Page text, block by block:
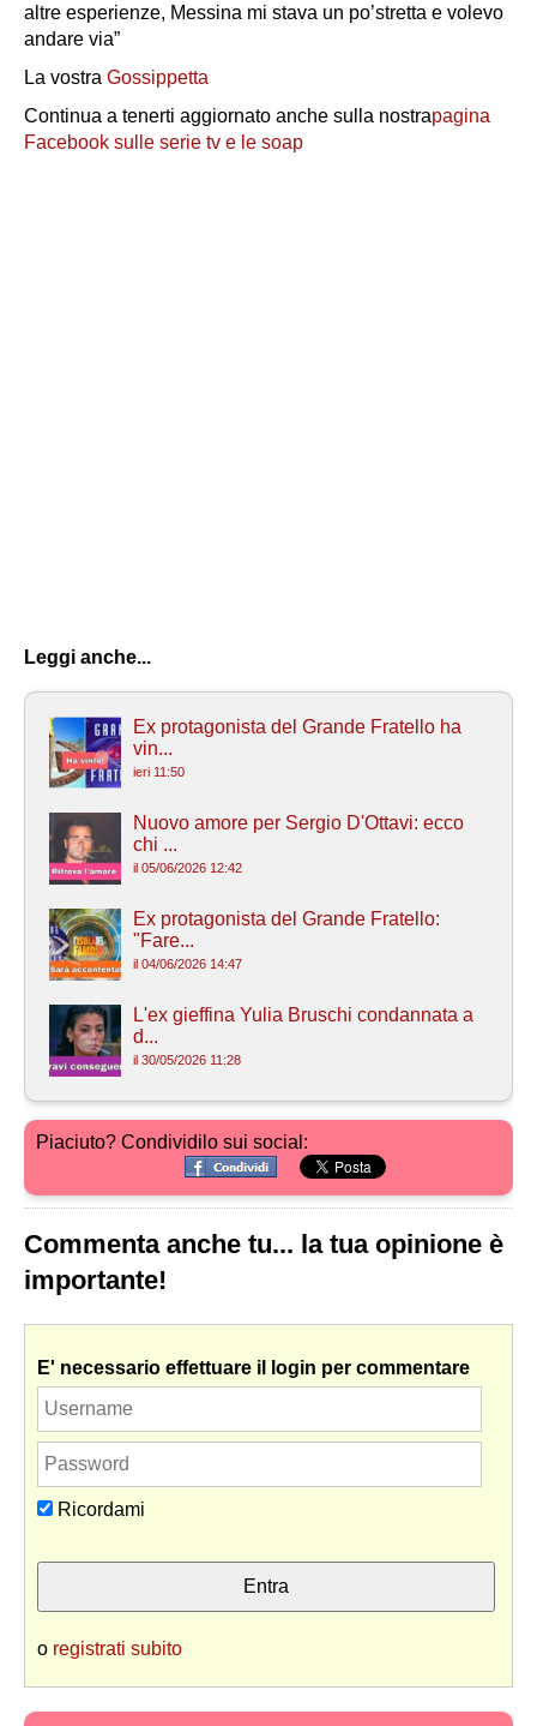
altre esperienze, Messina mi stava un po’stretta e volevo
andare via”
La vostra Gossippetta
Continua a tenerti aggiornato anche sulla nostrapagina
Facebook sulle serie tv e le soap
Leggi anche...
Ex protagonista del Grande Fratello ha
vin...
ieri 11:50
Nuovo amore per Sergio D'Ottavi: ecco
chi ...
il 05/06/2026 12:42
Ex protagonista del Grande Fratello:
"Fare...
il 04/06/2026 14:47
L'ex gieffina Yulia Bruschi condannata a
d...
il 30/05/2026 11:28
Piaciuto? Condividilo sui social:
Commenta anche tu... la tua opinione è
importante!
E' necessario effettuare il login per commentare
Ricordami
o registrati subito